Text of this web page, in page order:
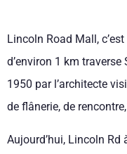
Lincoln Road Mall,
d’environ 1 km
1950 par l’architecte
de flânerie, de
Aujourd’hui, Lincoln